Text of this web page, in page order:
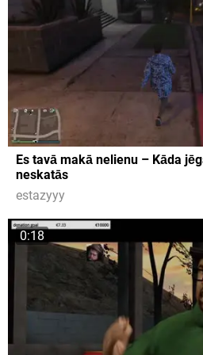
Es tavā makā nelienu – Kāda
neskatās
estazyyy
0:18